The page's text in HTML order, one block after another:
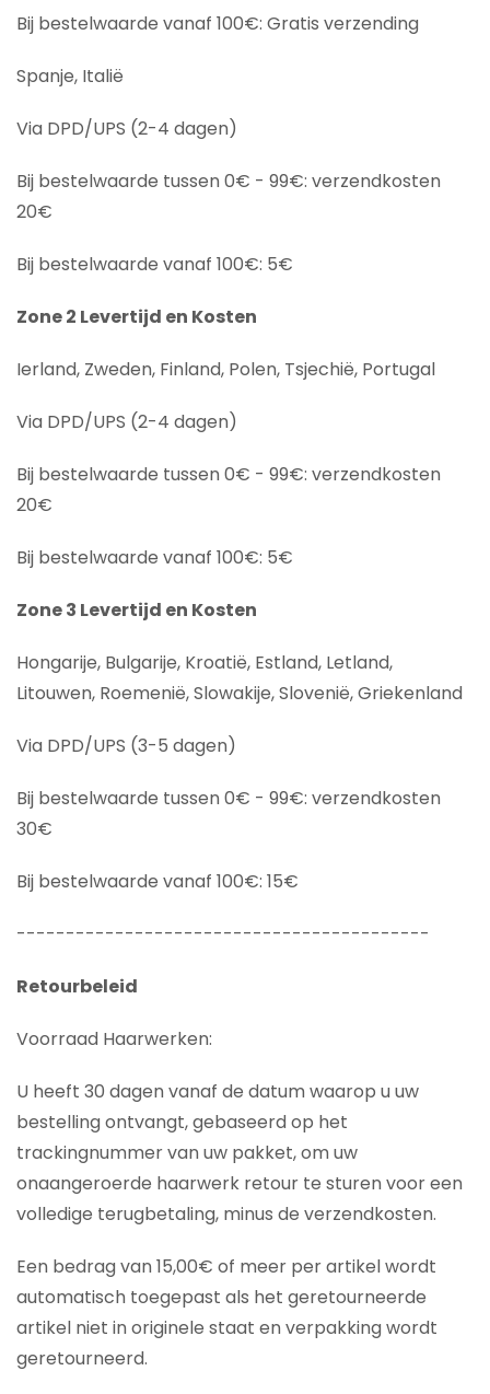
Bij bestelwaarde vanaf 100€: Gratis verzending
Spanje, Italië
Via DPD/UPS (2-4 dagen)
Bij bestelwaarde tussen 0€ - 99€: verzendkosten
20€
Bij bestelwaarde vanaf 100€: 5€
Zone 2 Levertijd en Kosten
Ierland, Zweden, Finland, Polen, Tsjechië, Portugal
Via DPD/UPS (2-4 dagen)
Bij bestelwaarde tussen 0€ - 99€: verzendkosten
20€
Bij bestelwaarde vanaf 100€: 5€
Zone 3 Levertijd en Kosten
Hongarije, Bulgarije, Kroatië, Estland, Letland,
Litouwen, Roemenië, Slowakije, Slovenië, Griekenland
Via DPD/UPS (3-5 dagen)
Bij bestelwaarde tussen 0€ - 99€: verzendkosten
30€
Bij bestelwaarde vanaf 100€: 15€
------------------------------------------
Retourbeleid
Voorraad Haarwerken:
U heeft 30 dagen vanaf de datum waarop u uw
bestelling ontvangt, gebaseerd op het
trackingnummer van uw pakket, om uw
onaangeroerde haarwerk retour te sturen voor een
volledige terugbetaling, minus de verzendkosten.
Een bedrag van 15,00€ of meer per artikel wordt
automatisch toegepast als het geretourneerde
artikel niet in originele staat en verpakking wordt
geretourneerd.